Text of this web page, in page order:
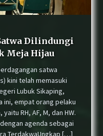
Dilindungi
Meja Hijau
satwa
kini telah memasuki
Lubuk Sikaping,
ini, empat orang pelaku
RH, AF, M, dan HW.
agenda sebagai
TerdakwaUngkap […]